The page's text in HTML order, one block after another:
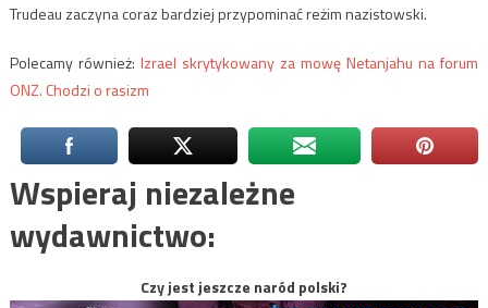
Trudeau zaczyna coraz bardziej przypominać reżim nazistowski.
Polecamy również: Izrael skrytykowany za mowę Netanjahu na forum
ONZ. Chodzi o rasizm
Wspieraj niezależne
wydawnictwo:
Czy jest jeszcze naród polski?